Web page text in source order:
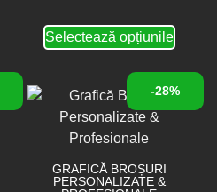
Selectează opțiunile
-28%
GRAFICĂ BROȘURI
PERSONALIZATE &